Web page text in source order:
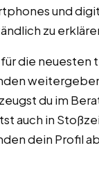
und
zu
die neuesten
du im
auch in
dein Profil